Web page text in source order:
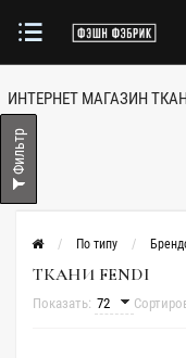
ИНТЕРНЕТ МАГАЗИН
По типу
ТКАНИ FENDI
Показать:
Фильтр